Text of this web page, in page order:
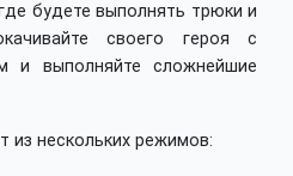
будете выполнять трюки и
своего героя с
и выполняйте сложнейшие
из нескольких режимов: